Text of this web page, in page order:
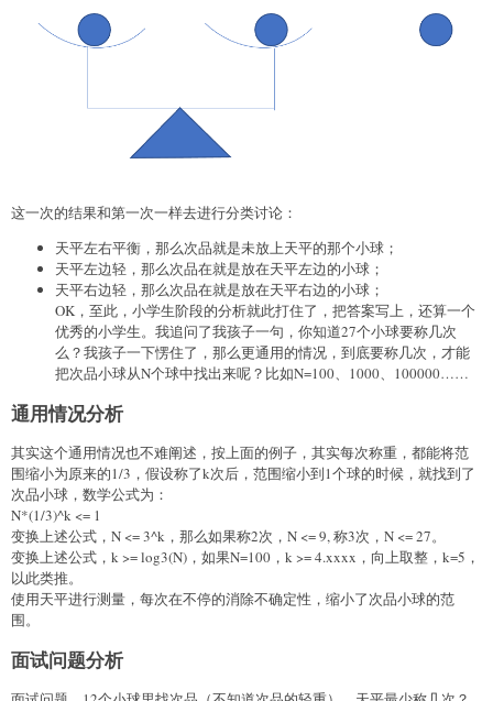
这一次的结果和第一次一样去进行分类讨论：
天平左右平衡，那么次品就是未放上天平的那个小球；
天平左边轻，那么次品在就是放在天平左边的小球；
天平右边轻，那么次品在就是放在天平右边的小球；
OK，至此，小学生阶段的分析就此打住了，把答案写上，还算一个
优秀的小学生。我追问了我孩子一句，你知道27个小球要称几次
么？我孩子一下愣住了，那么更通用的情况，到底要称几次，才能
把次品小球从N个球中找出来呢？比如N=100、1000、100000……
通用情况分析
其实这个通用情况也不难阐述，按上面的例子，其实每次称重，都能将范
围缩小为原来的1/3，假设称了k次后，范围缩小到1个球的时候，就找到了
次品小球，数学公式为：
N*(1/3)^k <= 1
变换上述公式，N <= 3^k，那么如果称2次，N <= 9, 称3次，N <= 27。
变换上述公式，k >= log3(N)，如果N=100，k >= 4.xxxx，向上取整，k=5，
以此类推。
使用天平进行测量，每次在不停的消除不确定性，缩小了次品小球的范
围。
面试问题分析